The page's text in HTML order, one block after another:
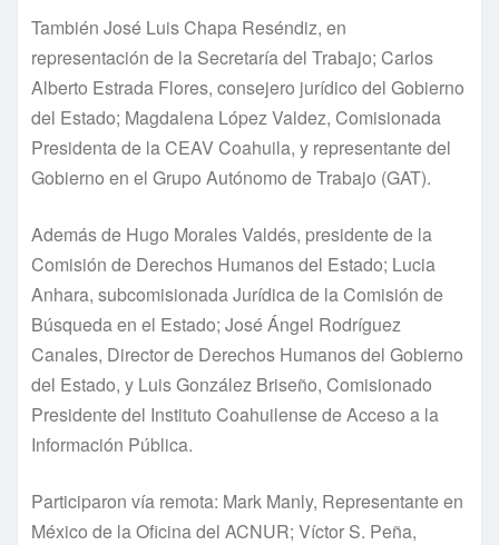
También José Luis Chapa Reséndiz, en
representación de la Secretaría del Trabajo; Carlos
Alberto Estrada Flores, consejero jurídico del Gobierno
del Estado; Magdalena López Valdez, Comisionada
Presidenta de la CEAV Coahuila, y representante del
Gobierno en el Grupo Autónomo de Trabajo (GAT).
Además de Hugo Morales Valdés, presidente de la
Comisión de Derechos Humanos del Estado; Lucia
Anhara, subcomisionada Jurídica de la Comisión de
Búsqueda en el Estado; José Ángel Rodríguez
Canales, Director de Derechos Humanos del Gobierno
del Estado, y Luis González Briseño, Comisionado
Presidente del Instituto Coahuilense de Acceso a la
Información Pública.
Participaron vía remota: Mark Manly, Representante en
México de la Oficina del ACNUR; Víctor S. Peña,